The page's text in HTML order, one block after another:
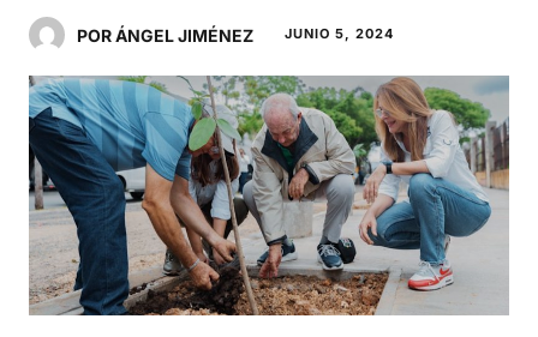
POR ÁNGEL JIMÉNEZ JUNIO 5, 2024